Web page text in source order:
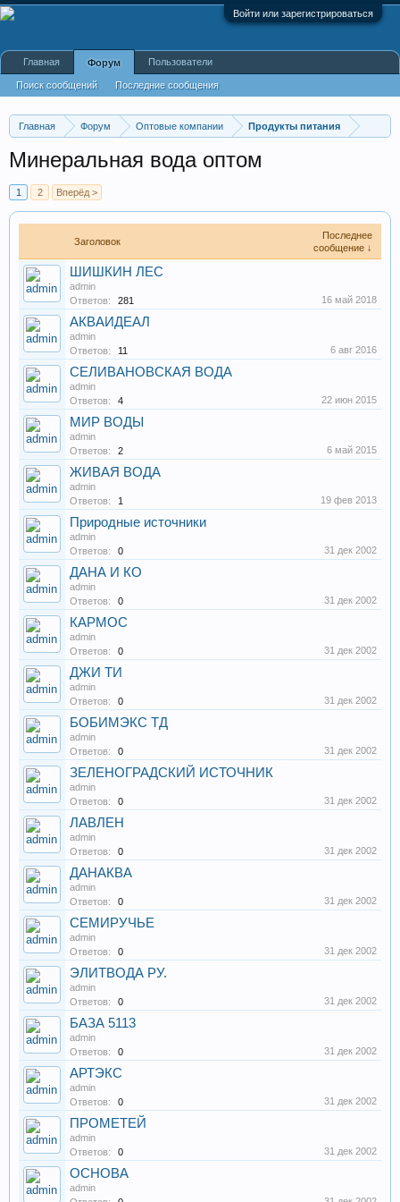
Войти или зарегистрироваться
Главная Форум Оптовые компании Продукты питания
Минеральная вода оптом
1 2 Вперёд >
Заголовок
Последнее
сообщение ↓
ШИШКИН ЛЕС
admin
Ответов:
281 16 май 2018
АКВАИДЕАЛ
admin
Ответов:
11 6 авг 2016
СЕЛИВАНОВСКАЯ ВОДА
admin
Ответов:
4 22 июн 2015
МИР ВОДЫ
admin
Ответов:
2 6 май 2015
ЖИВАЯ ВОДА
admin
Ответов:
1 19 фев 2013
Природные источники
admin
Ответов:
0 31 дек 2002
ДАНА И КО
admin
Ответов:
0 31 дек 2002
КАРМОС
admin
Ответов:
0 31 дек 2002
ДЖИ ТИ
admin
Ответов:
0 31 дек 2002
БОБИМЭКС ТД
admin
Ответов:
0 31 дек 2002
ЗЕЛЕНОГРАДСКИЙ ИСТОЧНИК
admin
Ответов:
0 31 дек 2002
ЛАВЛЕН
admin
Ответов:
0 31 дек 2002
ДАНАКВА
admin
Ответов:
0 31 дек 2002
СЕМИРУЧЬЕ
admin
Ответов:
0 31 дек 2002
ЭЛИТВОДА РУ.
admin
Ответов:
0 31 дек 2002
БАЗА 5113
admin
Ответов:
0 31 дек 2002
АРТЭКС
admin
Ответов:
0 31 дек 2002
ПРОМЕТЕЙ
admin
Ответов:
0 31 дек 2002
ОСНОВА
admin
Главная Форум
Поиск сообщений Последние сообщения
Пользователи